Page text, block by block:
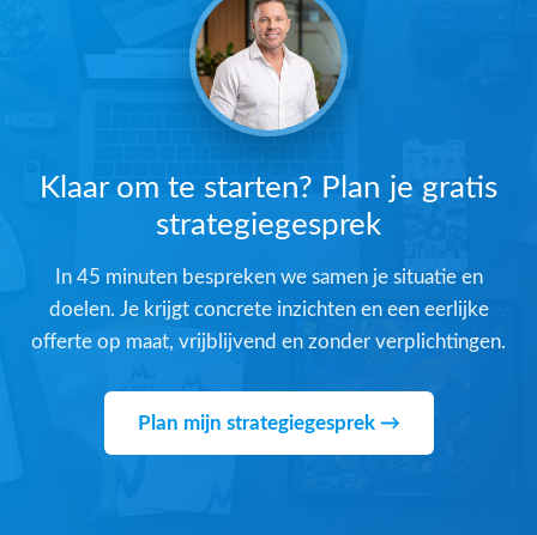
Klaar om te starten? Plan je gratis
strategiegesprek
In 45 minuten bespreken we samen je situatie en
doelen. Je krijgt concrete inzichten en een eerlijke
offerte op maat, vrijblijvend en zonder verplichtingen.
Plan mijn strategiegesprek →